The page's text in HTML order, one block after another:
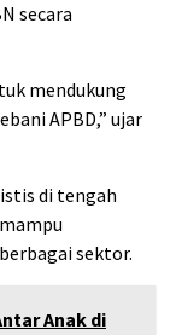
secara
mendukung
APBD,” ujar
di tengah
sektor.
Anak di